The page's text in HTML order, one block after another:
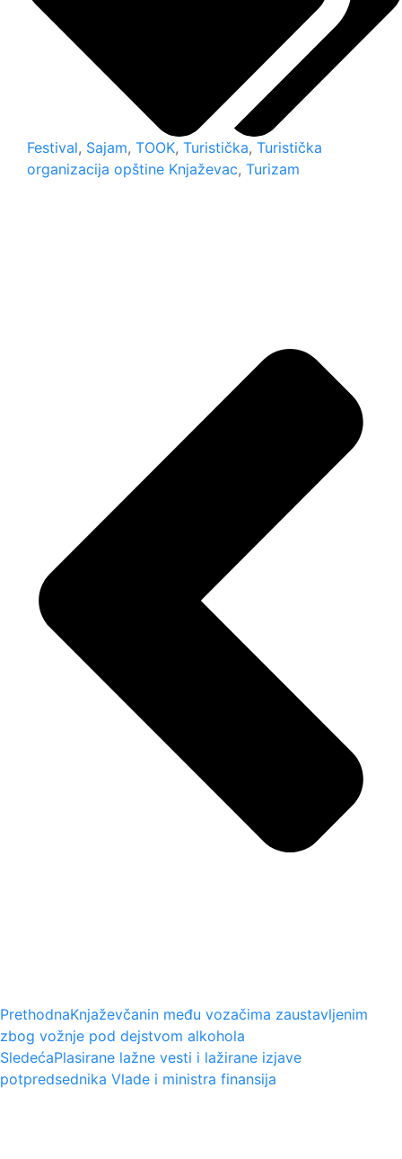
Festival, Sajam, TOOK, Turistička, Turistička
organizacija opštine Knjaževac, Turizam
PrethodnaKnjaževčanin među vozačima zaustavljenim
zbog vožnje pod dejstvom alkohola
SledećaPlasirane lažne vesti i lažirane izjave
potpredsednika Vlade i ministra finansija